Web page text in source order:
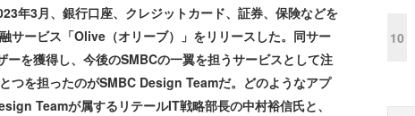
年3月、銀行口座、クレジットカード、証券、保険などを
サービス「Olive（オリーブ）」をリリースした。同サー
ーを獲得し、今後のSMBCの一翼を担うサービスとして注
つを担ったのがSMBC Design Teamだ。どのようなアプ
Teamが属するリテールIT戦略部長の中村裕信氏と、
10